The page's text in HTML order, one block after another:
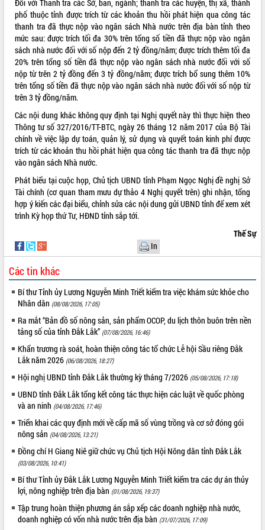
hiện nhiệm vụ quản lý tài sản công
hàng tuần
Tháo gỡ những vướng mắc, đẩy mạnh
công tác cải cách thủ tục hành chính
tại Trung tâm Phục vụ hành chính
công tỉnh
Đắk Lắk: Tôn vinh 46 giải pháp tại Hội
thi Sáng tạo Kỹ thuật 2024 - 2025
Đắk Lắk rà soát, điều chỉnh Đề án 190
về phát triển nuôi trồng thủy sản
Phó Chủ tịch UBND tỉnh Đắk Lắk
Trương Công Thái kiểm tra thực địa
Dự án cao tốc Khánh Hòa - Buôn Ma
Thuột
Định vị cà phê Việt Nam như một “di
sản sống” trong dòng chảy toàn cầu
Xây dựng nông thôn mới: Nâng cao đời
thực
Quyết liệt tháo gỡ vướng mắc, đẩy
nhanh tiến độ các dự án trọng điểm
trong Khu kinh tế Nam Phú Yên
Hòn Yến phát triển du lịch gắn với bảo
tồn biển
Lấy ý kiến điều chỉnh Quy hoạch tỉnh
Đắk Lắk thời kỳ 2021-2030, tầm nhìn
đến năm 2050
Phát động chiến dịch 30 ngày đêm
giải phóng mặt bằng Tuyến đường bộ
ven biển
Đắk Lắk nỗ lực thúc đẩy tăng trưởng
kinh tế từ 10% trở lên trong Quý
II/2026
Đắk Lắk ký kết thỏa thuận hợp tác về
chuyển đổi số giai đoạn 2026 – 2030
với Tập đoàn Bưu chính Viễn thông
Thứ trưởng Bộ Y tế làm việc với tỉnh
Đắk Lắk về phát triển nhân lực y tế
cho trạm y tế cấp xã
Du lịch Đắk Lắk nâng tầm trải nghiệm
Đối với Thanh tra các Sở, ban, ngành; thanh tra các huyện, thị xã, thành
phố thuộc tỉnh được trích từ các khoản thu hồi phát hiện qua công tác
thanh tra đã thực nộp vào ngân sách Nhà nước trên địa bàn tỉnh theo
mức sau: được trích tối đa 30% trên tổng số tiền đã thực nộp vào ngân
sách nhà nước đối với số nộp đến 2 tỷ đồng/năm; được trích thêm tối đa
20% trên tổng số tiền đã thực nộp vào ngân sách nhà nước đối với số
nộp từ trên 2 tỷ đồng đến 3 tỷ đồng/năm; được trích bổ sung thêm 10%
trên tổng số tiền đã thực nộp vào ngân sách nhà nước đối với số nộp từ
trên 3 tỷ đồng/năm.
Các nội dung khác không quy định tại Nghị quyết này thì thực hiện theo
Thông tư số 327/2016/TT-BTC, ngày 26 tháng 12 năm 2017 của Bộ Tài
chính về việc lập dự toán, quản lý, sử dụng và quyết toán kinh phí được
trích từ các khoản thu hồi phát hiện qua công tác thanh tra đã thực nộp
vào ngân sách Nhà nước.
Phát biểu tại cuộc họp, Chủ tịch UBND tỉnh Phạm Ngọc Nghị đề nghị Sở
Tài chính (cơ quan tham mưu dự thảo 4 Nghị quyết trên) ghi nhận, tổng
hợp ý kiến các đại biểu, chỉnh sửa các nội dung gửi UBND tỉnh để xem xét
trình Kỳ họp thứ Tư, HĐND tỉnh sắp tới.
Thế Sự
In
Các tin khác
Bí thư Tỉnh ủy Lương Nguyễn Minh Triết kiểm tra việc khám sức khỏe cho
Nhân dân (08/08/2026, 17:05)
Ra mắt “Bản đồ số nông sản, sản phẩm OCOP, du lịch thôn buôn trên nền
tảng số của tỉnh Đắk Lắk” (07/08/2026, 16:46)
Khẩn trương rà soát, hoàn thiện công tác tổ chức Lễ hội Sầu riêng Đắk
Lắk năm 2026 (06/08/2026, 18:27)
Hội nghị UBND tỉnh Đắk Lắk thường kỳ tháng 7/2026 (05/08/2026, 17:18)
UBND tỉnh Đắk Lắk tổng kết công tác thực hiện các luật về quốc phòng
và an ninh (04/08/2026, 17:46)
Triển khai các quy định mới về cấp mã số vùng trồng và cơ sở đóng gói
nông sản (04/08/2026, 13:21)
Đồng chí H Giang Niê giữ chức vụ Chủ tịch Hội Nông dân tỉnh Đắk Lắk
(03/08/2026, 10:41)
Bí thư Tỉnh ủy Đắk Lắk Lương Nguyễn Minh Triết kiểm tra các dự án thủy
lợi, nông nghiệp trên địa bàn (01/08/2026, 19:37)
Tập trung hoàn thiện phương án sắp xếp các doanh nghiệp nhà nước,
doanh nghiệp có vốn nhà nước trên địa bàn (31/07/2026, 17:09)